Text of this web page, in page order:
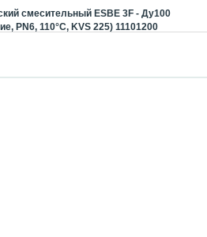
смесительный ESBE 3F - Ду100
PN6, 110°C, KVS 225) 11101200